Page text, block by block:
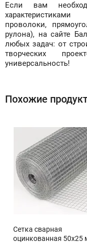
Если вам
проволоки,
рулона), на сайте
любых задач: от
творческих
универсальность!
Похожие
Сетка сварная
оцинкованная 50х25